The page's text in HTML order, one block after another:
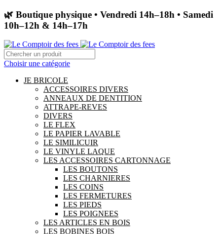
🌿 Boutique physique • Vendredi 14h–18h • Samedi
10h–12h & 14h–17h
Choisir une catégorie
JE BRICOLE
ACCESSOIRES DIVERS
ANNEAUX DE DENTITION
ATTRAPE-REVES
DIVERS
LE FLEX
LE PAPIER LAVABLE
LE SIMILICUIR
LE VINYLE LAQUE
LES ACCESSOIRES CARTONNAGE
LES BOUTONS
LES CHARNIERES
LES COINS
LES FERMETURES
LES PIEDS
LES POIGNEES
LES ARTICLES EN BOIS
LES BOBINES BOIS